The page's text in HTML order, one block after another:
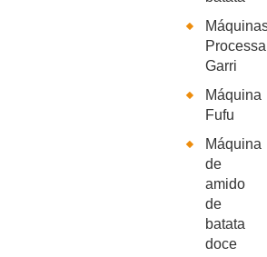
Garri
Máquina
Fufu
Máquina
de
amido
de
batata
doce